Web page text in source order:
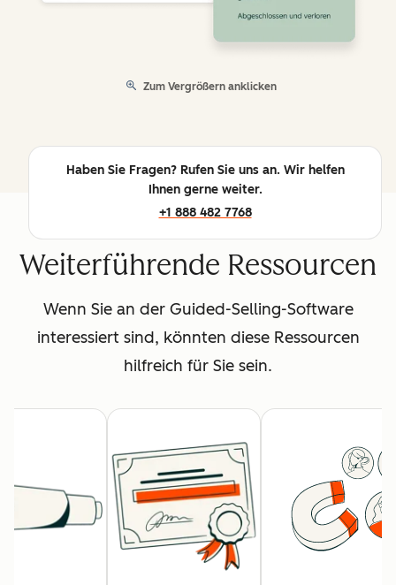
Zum Vergrößern anklicken
Haben Sie Fragen? Rufen Sie uns an. Wir helfen
Ihnen gerne weiter.
+1 888 482 7768
Weiterführende Ressourcen
Wenn Sie an der Guided-Selling-Software
interessiert sind, könnten diese Ressourcen
hilfreich für Sie sein.